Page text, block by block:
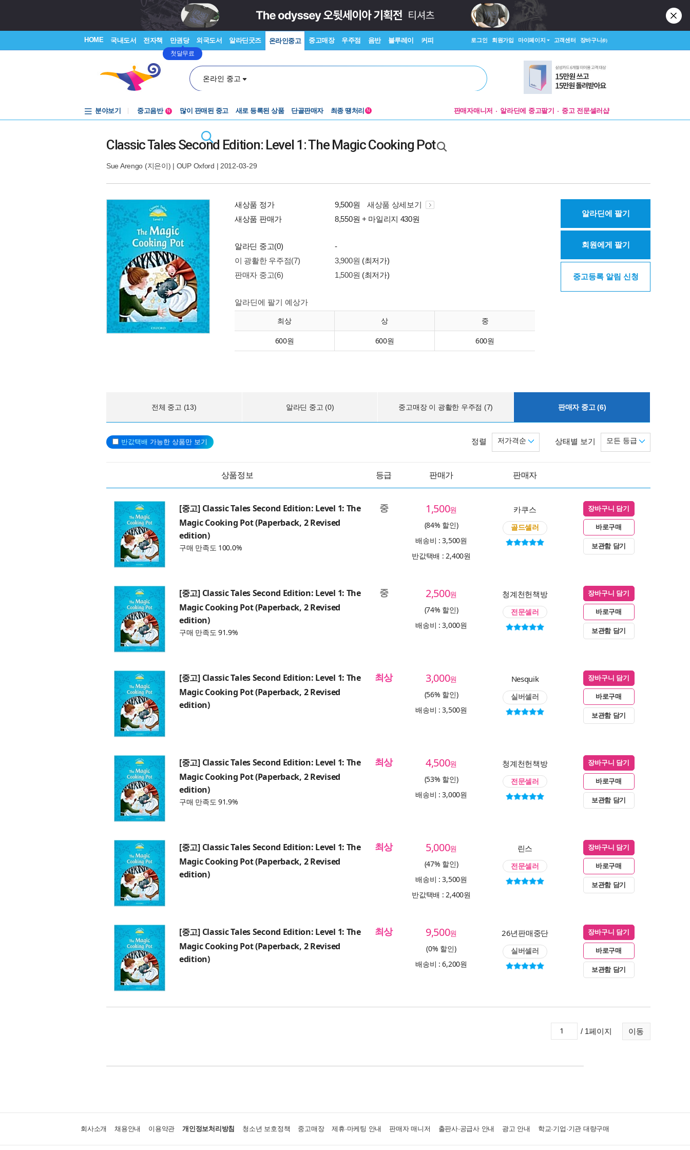
HOME 국내도서 전자책 만권당
첫달무료
외국도서 알라딘굿즈 온라인중고 중고매장 우주점 음반 블루레이 커피 로그인 회원가입 마이페이지 고객센터 장바구니(0)
온라인 중고
분야보기
중고음반
N 많이 판매된 중고 새로 등록된 상품 단골판매자 최종 땡처리 N 판매자매니저 알라딘에 중고팔기 중고 전문셀러샵
Classic Tales Second Edition: Level 1: The Magic Cooking Pot
Sue Arengo (지은이) | OUP Oxford | 2012-03-29
새상품 정가 9,500원
새상품 상세보기
새상품 판매가
8,550원 + 마일리지 430원
알라딘 중고(0)
-
이 광활한 우주점(7)
3,900원 (최저가)
판매자 중고(6)
1,500원 (최저가)
알라딘에 팔기 예상가
최상 상 중
600원 600원 600원
알라딘에 팔기
회원에게 팔기
중고등록 알림 신청
전체 중고 (13) 알라딘 중고 (0) 중고매장 이 광활한 우주점 (7) 판매자 중고 (6)
반값택배 가능한 상품만 보기 상태별 보기 모든 등급
정렬 저가격순
상품정보 등급 판매가 판매자
[중고] Classic Tales Second Edition: Level 1: The
Magic Cooking Pot (Paperback, 2 Revised
edition)
구매 만족도 100.0%
중 1,500원
(84% 할인)
배송비 : 3,500원
반값택배 : 2,400원
카쿠스
골드셀러
장바구니 담기
바로구매
보관함 담기
[중고] Classic Tales Second Edition: Level 1: The
Magic Cooking Pot (Paperback, 2 Revised
edition)
구매 만족도 91.9%
중 2,500원
(74% 할인)
배송비 : 3,000원
청계천헌책방
전문셀러
장바구니 담기
바로구매
보관함 담기
[중고] Classic Tales Second Edition: Level 1: The
Magic Cooking Pot (Paperback, 2 Revised
edition)
최상 3,000원
(56% 할인)
배송비 : 3,500원
Nesquik
실버셀러
장바구니 담기
바로구매
보관함 담기
[중고] Classic Tales Second Edition: Level 1: The
Magic Cooking Pot (Paperback, 2 Revised
edition)
구매 만족도 91.9%
최상 4,500원
(53% 할인)
배송비 : 3,000원
청계천헌책방
전문셀러
장바구니 담기
바로구매
보관함 담기
[중고] Classic Tales Second Edition: Level 1: The
Magic Cooking Pot (Paperback, 2 Revised
edition)
최상 5,000원
(47% 할인)
배송비 : 3,500원
반값택배 : 2,400원
린스
전문셀러
장바구니 담기
바로구매
보관함 담기
[중고] Classic Tales Second Edition: Level 1: The
Magic Cooking Pot (Paperback, 2 Revised
edition)
최상 9,500원
(0% 할인)
배송비 : 6,200원
26년판매중단
실버셀러
장바구니 담기
바로구매
보관함 담기
이동
/ 1페이지
회사소개 채용안내 이용약관 개인정보처리방침 청소년 보호정책 중고매장 제휴·마케팅 안내 판매자 매니저 출판사·공급사 안내 광고 안내 학교·기업·기관 대량구매